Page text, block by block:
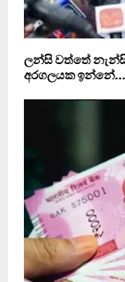
ලන්සි වත්තේ
අරගලයක ඉන්නේ…